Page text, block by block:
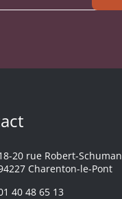
20 rue Robert-Schuman
Charenton-le-Pont
40 48 65 13